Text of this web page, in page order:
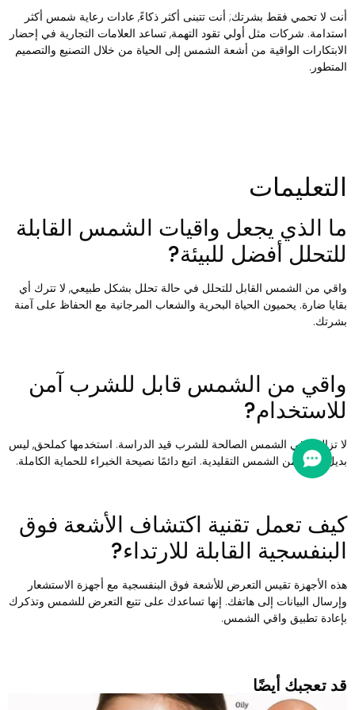
لا تحمي فقط بشرتك; أنت تتبنى أكثر ذكاءً, عادات رعاية شمس أكثر
شركات مثل أولي تقود التهمة, تساعد العلامات التجارية في إحضار
الواقية من أشعة الشمس إلى الحياة من خلال التصنيع والتصميم
الذي يجعل واقيات الشمس القابلة
أفضل للبيئة?
من الشمس القابل للتحلل في حالة تحلل بشكل طبيعي, لا تترك أي
ضارة. يحميون الحياة البحرية والشعاب المرجانية مع الحفاظ على آمنة
من الشمس قابل للشرب آمن
تزال واقي الشمس الصالحة للشرب قيد الدراسة. استخدمها كملحق, ليس
لاقي من الشمس التقليدية. اتبع دائمًا نصيحة الخبراء للحماية الكاملة.
تعمل تقنية اكتشاف الأشعة فوق
القابلة للارتداء?
الأجهزة تقيس التعرض للأشعة فوق البنفسجية مع أجهزة الاستشعار
البيانات إلى هاتفك. إنها تساعدك على تتبع التعرض للشمس وتذكرك
تطبيق واقي الشمس.
تعجبك أيضًا